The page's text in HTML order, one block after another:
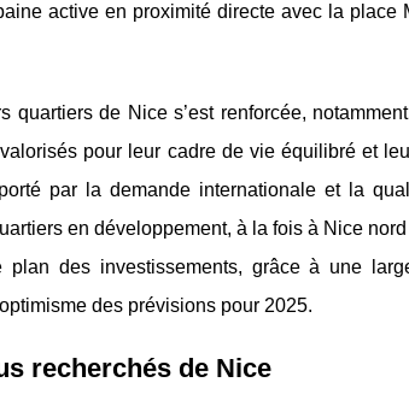
active en proximité directe avec la place
quartiers de Nice s’est renforcée,
pour leur cadre de vie équilibré et
par la demande internationale et la
en développement, à la fois à Nice
des investissements, grâce à une
des prévisions pour 2025.
recherchés de Nice